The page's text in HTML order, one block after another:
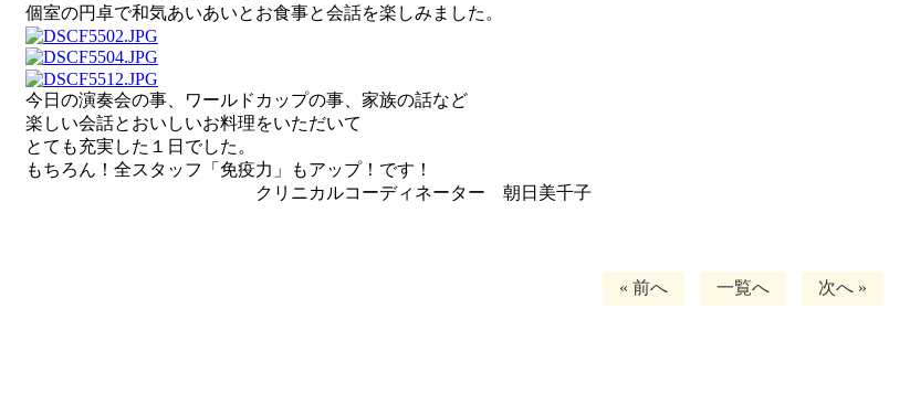
個室の円卓で和気あいあいとお食事と会話を楽しみました。
今日の演奏会の事、ワールドカップの事、家族の話など
楽しい会話とおいしいお料理をいただいて
とても充実した１日でした。
もちろん！全スタッフ「免疫力」もアップ！です！
クリニカルコーディネーター 朝日美千子
« 前へ 一覧へ 次へ »